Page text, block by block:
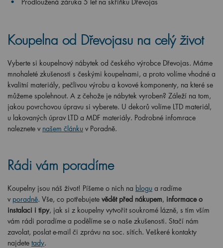
Koupelna od Dřevojasu na celý život
Vyberte si koupelnový nábytek od českého výrobce Dřevojas. Máme
mnohaleté zkušenosti s českými koupelnami, a proto volíme vhodné a
kvalitní materiály, pečlivou výrobu a kovové komponenty, na které se
můžeme spolehnout. A z čehože je nábytek vyroben? Záleží na tom,
jakou povrchovou úpravu si vyberete. U dekorů volíme LTD materiál,
u lakovaných úprav LTD a MDF materiály. Podrobné infomrace
naleznete v našem článku v Poradně.
Rádi vám poradíme
Koupelny jsou náš život! Píšeme o nich na blogu a radíme
v poradně. Vše, co potřebujete vědět před nákupem, informace o
instalaci i tipy, jak si z koupelny vytvořit soukromé lázně, s tím vším
vám rádi poradíme a podělíme se o naše zkušenosti. Stačí nám
zavolat, poslat e-mail či zprávu na soc. sítích. Veškeré kontakty
najdete tady.